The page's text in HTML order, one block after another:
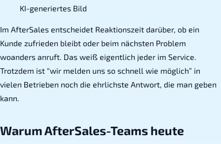
KI-generiertes Bild
Im AfterSales entscheidet Reaktionszeit darüber, ob ein
Kunde zufrieden bleibt oder beim nächsten Problem
woanders anruft. Das weiß eigentlich jeder im Service.
Trotzdem ist “wir melden uns so schnell wie möglich” in
vielen Betrieben noch die ehrlichste Antwort, die man geben
kann.
Warum AfterSales-Teams heute